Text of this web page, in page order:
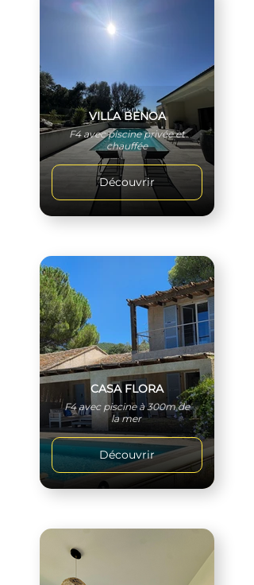
VILLA BENOA
F4 avec piscine privée et
chauffée
Découvrir
CASA FLORA
F4 avec piscine à 300m de
la mer
Découvrir